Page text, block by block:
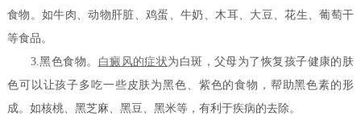
食物。如牛肉、动物肝脏、鸡蛋、牛奶、木耳、大豆、花生、葡萄干
等食品。
3.黑色食物。 白癜风的症状为白斑，父母为了恢复孩子健康的肤
色可以让孩子多吃一些皮肤为黑色、紫色的食物，帮助黑色素的形
成。如核桃、黑芝麻、黑豆、黑米等，有利于疾病的去除。